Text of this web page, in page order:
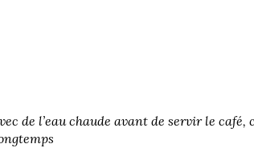
de l’eau chaude avant de servir le